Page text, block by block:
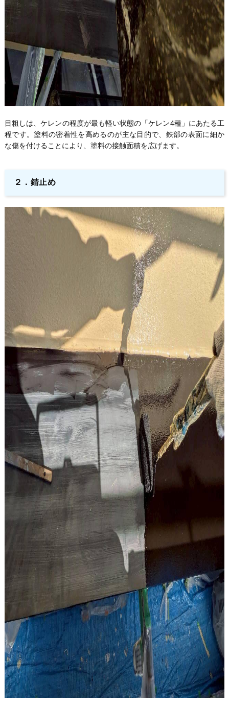
目粗しは、ケレンの程度が最も軽い状態の「ケレン4種」にあたる工
程です。塗料の密着性を高めるのが主な目的で、鉄部の表面に細か
な傷を付けることにより、塗料の接触面積を広げます。
２．錆止め